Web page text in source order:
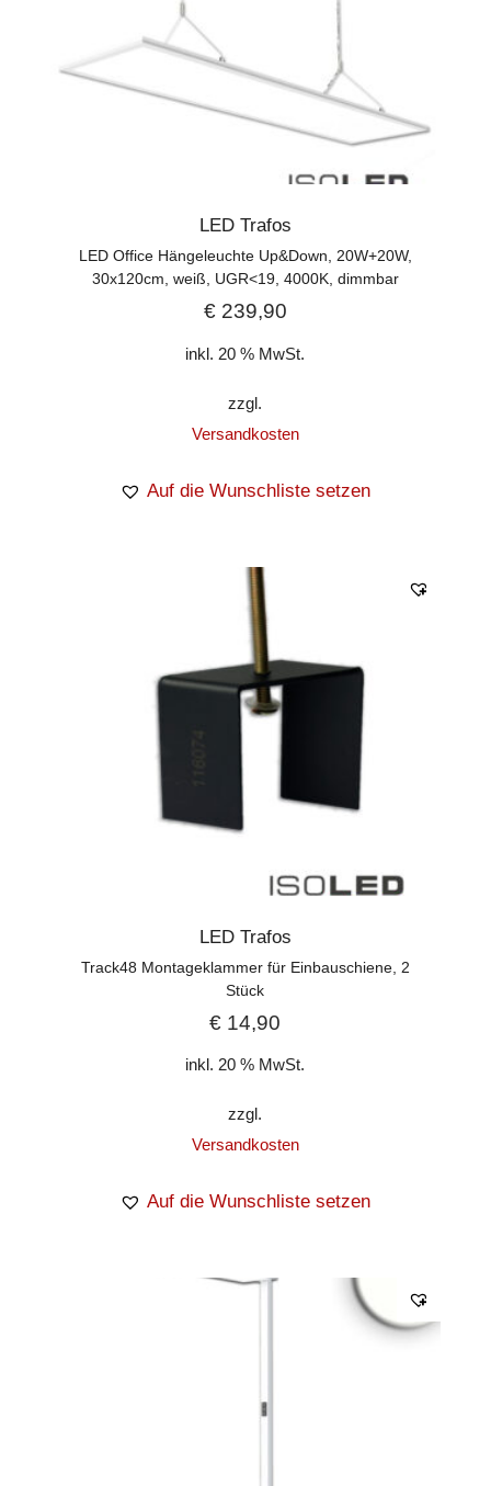
LED Trafos
LED Office Hängeleuchte Up&Down, 20W+20W,
30x120cm, weiß, UGR<19, 4000K, dimmbar
€239,90
inkl. 20 % MwSt.
zzgl.
Versandkosten
Auf die Wunschliste setzen
LED Trafos
Track48 Montageklammer für Einbauschiene, 2
Stück
€ 14,90
inkl. 20 % MwSt.
zzgl.
Versandkosten
Auf die Wunschliste setzen